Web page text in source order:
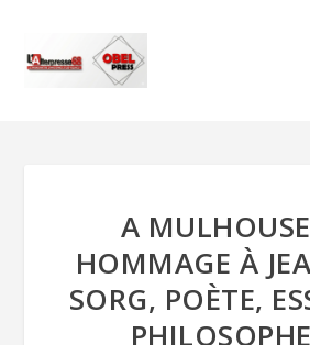
A
HOMMAGE À
SORG, POÈTE,